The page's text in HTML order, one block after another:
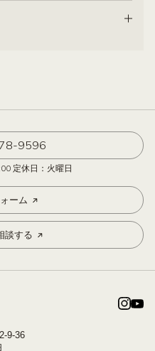
9596
定休日：火曜日
ーム
談する
9-36